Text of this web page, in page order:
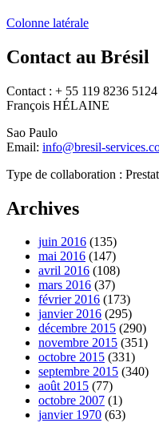
Colonne latérale
Contact au Brésil
Contact : + 55 119 8236 5124
François HÉLAINE
Sao Paulo
Email: info@bresil-
Type de collaboration :
Archives
juin 2016 (135)
mai 2016 (147)
avril 2016 (108)
mars 2016 (37)
février 2016 (173)
janvier 2016 (295)
décembre 2015 (290)
novembre 2015 (351)
octobre 2015 (331)
septembre 2015 (340)
août 2015 (77)
octobre 2007 (1)
janvier 1970 (63)